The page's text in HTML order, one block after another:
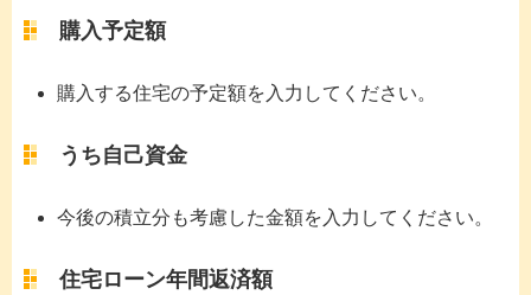
購入予定額
購入する住宅の予定額を入力してください。
うち自己資金
今後の積立分も考慮した金額を入力してください。
住宅ローン年間返済額